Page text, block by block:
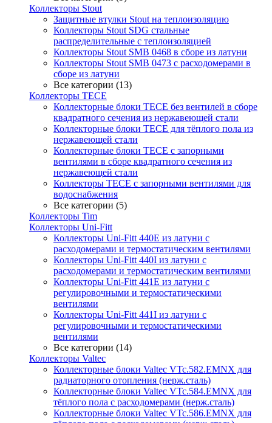
Коллекторы Stout
Защитные втулки Stout на теплоизоляцию
Коллекторы Stout SDG стальные
распределительные с теплоизоляцией
Коллекторы Stout SMB 0468 в сборе из латуни
Коллекторы Stout SMB 0473 с расходомерами в
сборе из латуни
Все категории (13)
Коллекторы TECE
Коллекторные блоки TECE без вентилей в сборе
квадратного сечения из нержавеющей стали
Коллекторные блоки TECE для тёплого пола из
нержавеющей стали
Коллекторные блоки TECE с запорными
вентилями в сборе квадратного сечения из
нержавеющей стали
Коллекторы TECE с запорными вентилями для
водоснабжения
Все категории (5)
Коллекторы Tim
Коллекторы Uni-Fitt
Коллекторы Uni-Fitt 440E из латуни с
расходомерами и термостатическим вентилями
Коллекторы Uni-Fitt 440I из латуни с
расходомерами и термостатическим вентилями
Коллекторы Uni-Fitt 441E из латуни с
регулировочными и термостатическими
вентилями
Коллекторы Uni-Fitt 441I из латуни с
регулировочными и термостатическими
вентилями
Все категории (14)
Коллекторы Valtec
Коллекторные блоки Valtec VTc.582.EMNX для
радиаторного отопления (нерж.сталь)
Коллекторные блоки Valtec VTc.584.EMNX для
тёплого пола с расходомерами (нерж.сталь)
Коллекторные блоки Valtec VTc.586.EMNX для